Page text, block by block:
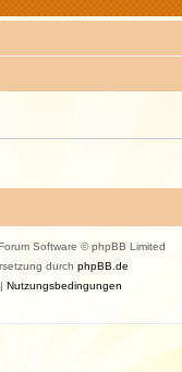
Software © phpBB Limited
durch phpBB.de
Nutzungsbedingungen